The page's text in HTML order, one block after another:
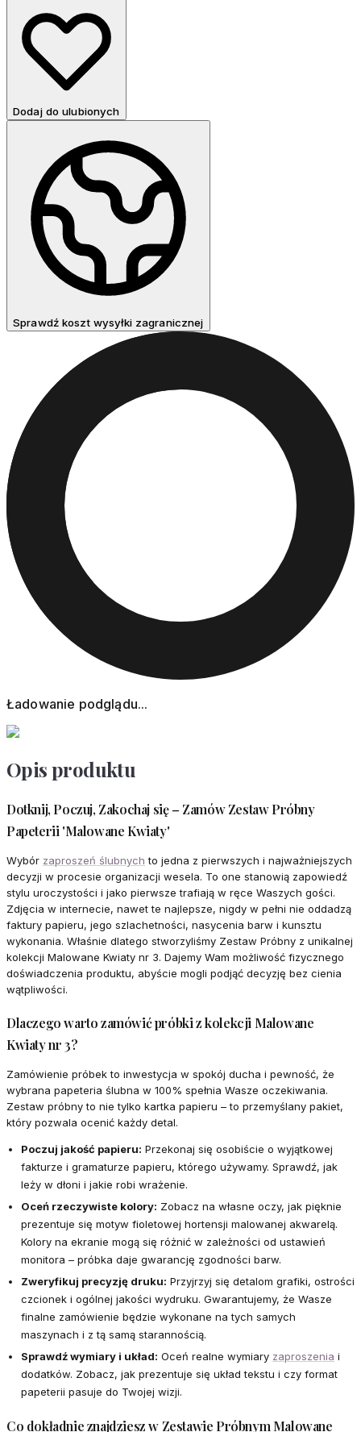
Dodaj do ulubionych
Sprawdź koszt wysyłki zagranicznej
Ładowanie podglądu...
Opis produktu
Dotknij, Poczuj, Zakochaj się – Zamów Zestaw Próbny
Papeterii 'Malowane Kwiaty'
Wybór zaproszeń ślubnych to jedna z pierwszych i najważniejszych
decyzji w procesie organizacji wesela. To one stanowią zapowiedź
stylu uroczystości i jako pierwsze trafiają w ręce Waszych gości.
Zdjęcia w internecie, nawet te najlepsze, nigdy w pełni nie oddadzą
faktury papieru, jego szlachetności, nasycenia barw i kunsztu
wykonania. Właśnie dlatego stworzyliśmy Zestaw Próbny z unikalnej
kolekcji Malowane Kwiaty nr 3. Dajemy Wam możliwość fizycznego
doświadczenia produktu, abyście mogli podjąć decyzję bez cienia
wątpliwości.
Dlaczego warto zamówić próbki z kolekcji Malowane
Kwiaty nr 3?
Zamówienie próbek to inwestycja w spokój ducha i pewność, że
wybrana papeteria ślubna w 100% spełnia Wasze oczekiwania.
Zestaw próbny to nie tylko kartka papieru – to przemyślany pakiet,
który pozwala ocenić każdy detal.
Poczuj jakość papieru: Przekonaj się osobiście o wyjątkowej
fakturze i gramaturze papieru, którego używamy. Sprawdź, jak
leży w dłoni i jakie robi wrażenie.
Oceń rzeczywiste kolory: Zobacz na własne oczy, jak pięknie
prezentuje się motyw fioletowej hortensji malowanej akwarelą.
Kolory na ekranie mogą się różnić w zależności od ustawień
monitora – próbka daje gwarancję zgodności barw.
Zweryfikuj precyzję druku: Przyjrzyj się detalom grafiki, ostrości
czcionek i ogólnej jakości wydruku. Gwarantujemy, że Wasze
finalne zamówienie będzie wykonane na tych samych
maszynach i z tą samą starannością.
Sprawdź wymiary i układ: Oceń realne wymiary zaproszenia i
dodatków. Zobacz, jak prezentuje się układ tekstu i czy format
papeterii pasuje do Twojej wizji.
Co dokładnie znajdziesz w Zestawie Próbnym Malowane